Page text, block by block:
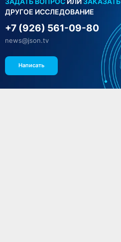
ДРУГОЕ ИССЛЕДОВАНИЕ
+7 (926) 561-09-80
news@json.tv
Написать